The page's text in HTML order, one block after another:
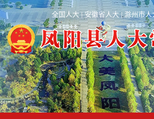
全国人大|安徽省人大| 滁州市人